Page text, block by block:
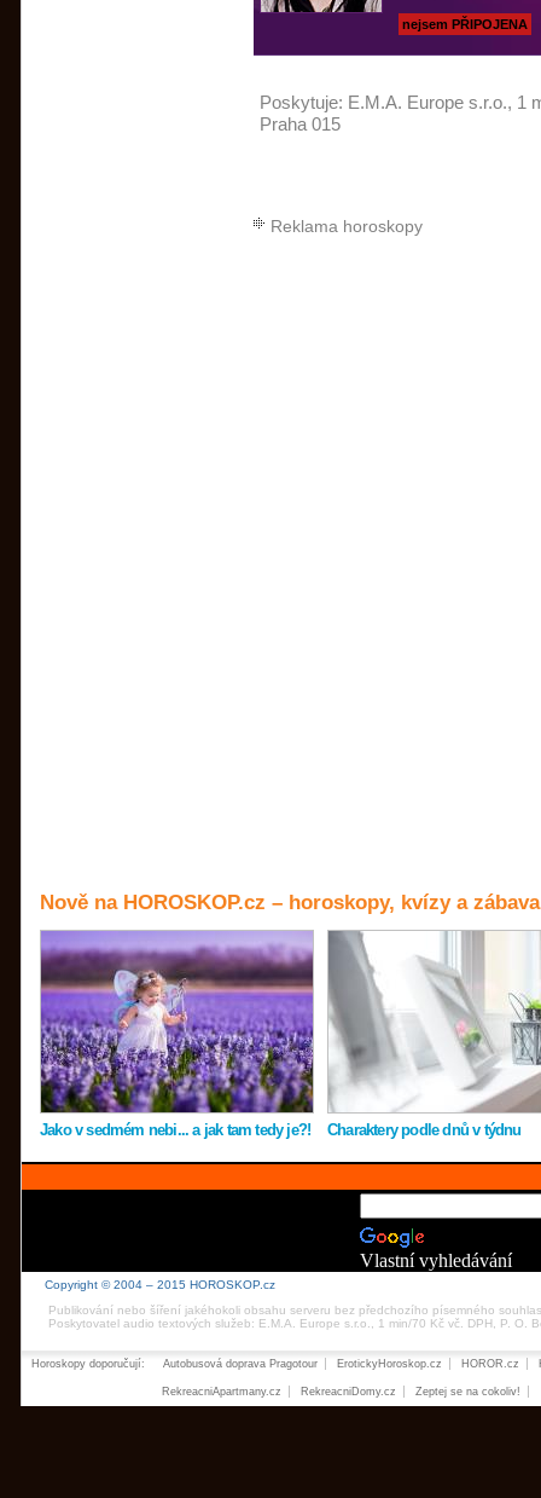
nejsem PŘIPOJENA
Poskytuje: E.M.A. Europe s.r.o., 1
Praha 015
Reklama horoskopy
Nově na HOROSKOP.cz – horoskopy, kvízy a zábava
Jako v sedmém nebi... a jak tam tedy je?! Charaktery podle dnů v týdnu
Vlastní vyhledávání
Copyright © 2004 – 2015 HOROSKOP.cz
Publikování nebo šíření jakéhokoli obsahu serveru bez předchozího písemného
Poskytovatel audio textových služeb: E.M.A. Europe s.r.o., 1 min/70 Kč vč. DPH, P. O.
Horoskopy doporučují: Autobusová doprava Pragotour ErotickyHoroskop.cz HOROR.cz
RekreacniApartmany.cz RekreacniDomy.cz Zeptej se na cokoliv!